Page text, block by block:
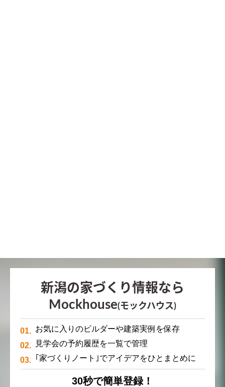
新潟の家づくり情報なら
Mockhouse(モックハウス)
お気に入りのビルダーや建築実例を保存
見学会の予約履歴を一覧で管理
｢家づくりノート｣でアイデアをひとまとめに
30秒で簡単登録！